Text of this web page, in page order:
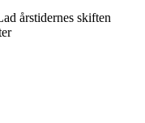
årstidernes skiften